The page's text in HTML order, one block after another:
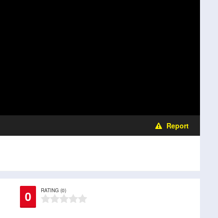
Report
0 RATING (0)